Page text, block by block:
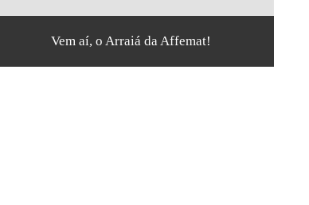
Vem aí, o Arraiá da Affemat!